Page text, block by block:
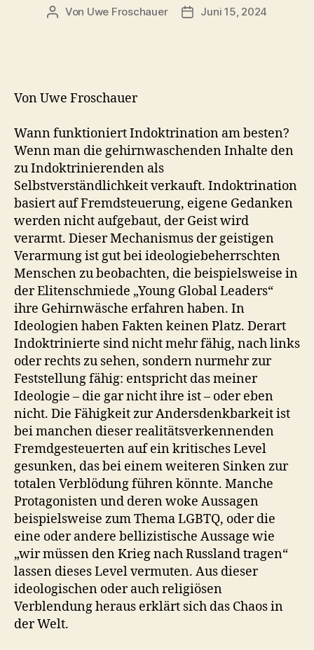
Beitragsautor
Von Uwe Froschauer Beitragsdatum
Juni 15, 2024
Von Uwe Froschauer
Wann funktioniert Indoktrination am besten?
Wenn man die gehirnwaschenden Inhalte den
zu Indoktrinierenden als
Selbstverständlichkeit verkauft. Indoktrination
basiert auf Fremdsteuerung, eigene Gedanken
werden nicht aufgebaut, der Geist wird
verarmt. Dieser Mechanismus der geistigen
Verarmung ist gut bei ideologiebeherrschten
Menschen zu beobachten, die beispielsweise in
der Elitenschmiede „Young Global Leaders“
ihre Gehirnwäsche erfahren haben. In
Ideologien haben Fakten keinen Platz. Derart
Indoktrinierte sind nicht mehr fähig, nach links
oder rechts zu sehen, sondern nurmehr zur
Feststellung fähig: entspricht das meiner
Ideologie – die gar nicht ihre ist – oder eben
nicht. Die Fähigkeit zur Andersdenkbarkeit ist
bei manchen dieser realitätsverkennenden
Fremdgesteuerten auf ein kritisches Level
gesunken, das bei einem weiteren Sinken zur
totalen Verblödung führen könnte. Manche
Protagonisten und deren woke Aussagen
beispielsweise zum Thema LGBTQ, oder die
eine oder andere bellizistische Aussage wie
„wir müssen den Krieg nach Russland tragen“
lassen dieses Level vermuten. Aus dieser
ideologischen oder auch religiösen
Verblendung heraus erklärt sich das Chaos in
der Welt.